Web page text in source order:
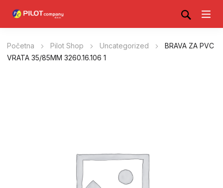
Početna Pilot Shop Uncategorized
BRAVA ZA PVC
VRATA 35/85MM 3260.16.106 1